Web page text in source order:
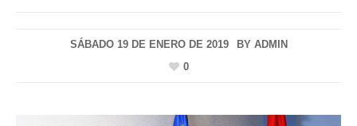
SÁBADO 19 DE ENERO DE 2019 BY ADMIN
0